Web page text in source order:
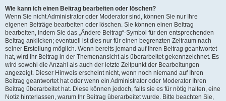
Wie kann ich einen Beitrag bearbeiten oder löschen?
Wenn Sie nicht Administrator oder Moderator sind, können Sie nur Ihre
eigenen Beiträge bearbeiten oder löschen. Sie können einen Beitrag
bearbeiten, indem Sie das „Ändere Beitrag“-Symbol für den entsprechenden
Beitrag anklicken; eventuell ist dies nur für einen begrenzten Zeitraum nach
seiner Erstellung möglich. Wenn bereits jemand auf Ihren Beitrag geantwortet
hat, wird Ihr Beitrag in der Themenansicht als überarbeitet gekennzeichnet. Es
wird sowohl die Anzahl als auch der letzte Zeitpunkt der Bearbeitungen
angezeigt. Dieser Hinweis erscheint nicht, wenn noch niemand auf Ihren
Beitrag geantwortet hat oder wenn ein Administrator oder Moderator Ihren
Beitrag überarbeitet hat. Diese können jedoch, falls sie es für nötig halten, eine
Notiz hinterlassen, warum Ihr Beitrag überarbeitet wurde. Bitte beachten Sie,